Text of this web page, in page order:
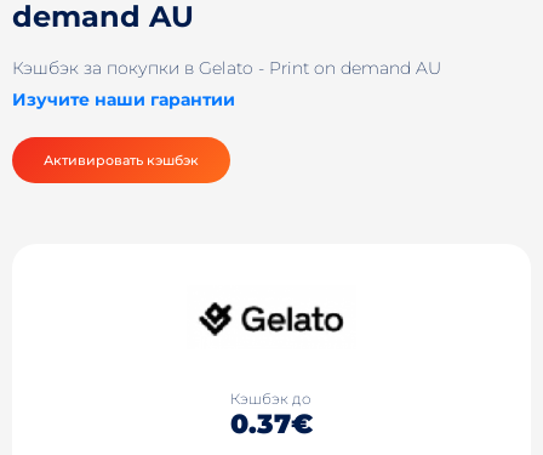
demand AU
Кэшбэк за покупки в Gelato - Print on demand AU
Изучите наши гарантии
Активировать кэшбэк
Кэшбэк до
0.37€